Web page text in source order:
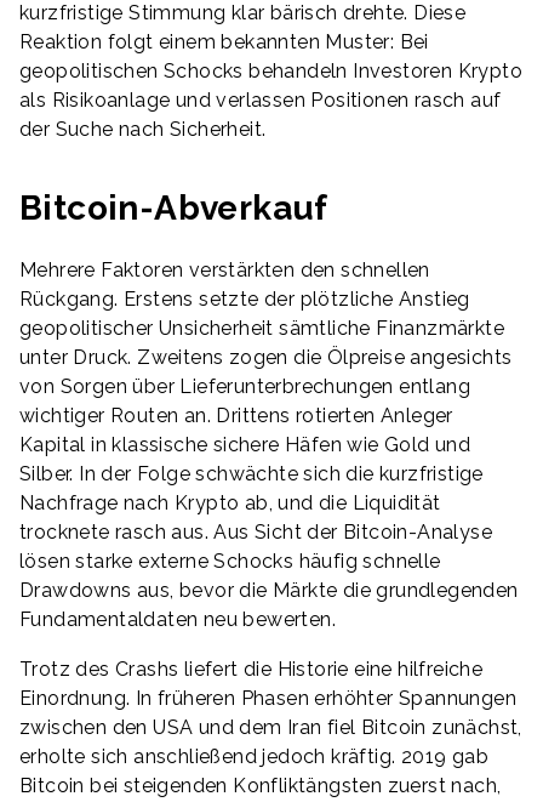
kurzfristige Stimmung klar bärisch drehte. Diese
Reaktion folgt einem bekannten Muster: Bei
geopolitischen Schocks behandeln Investoren Krypto
als Risikoanlage und verlassen Positionen rasch auf
der Suche nach Sicherheit.
Bitcoin-Abverkauf
Mehrere Faktoren verstärkten den schnellen
Rückgang. Erstens setzte der plötzliche Anstieg
geopolitischer Unsicherheit sämtliche Finanzmärkte
unter Druck. Zweitens zogen die Ölpreise angesichts
von Sorgen über Lieferunterbrechungen entlang
wichtiger Routen an. Drittens rotierten Anleger
Kapital in klassische sichere Häfen wie Gold und
Silber. In der Folge schwächte sich die kurzfristige
Nachfrage nach Krypto ab, und die Liquidität
trocknete rasch aus. Aus Sicht der Bitcoin-Analyse
lösen starke externe Schocks häufig schnelle
Drawdowns aus, bevor die Märkte die grundlegenden
Fundamentaldaten neu bewerten.
Trotz des Crashs liefert die Historie eine hilfreiche
Einordnung. In früheren Phasen erhöhter Spannungen
zwischen den USA und dem Iran fiel Bitcoin zunächst,
erholte sich anschließend jedoch kräftig. 2019 gab
Bitcoin bei steigenden Konfliktängsten zuerst nach,